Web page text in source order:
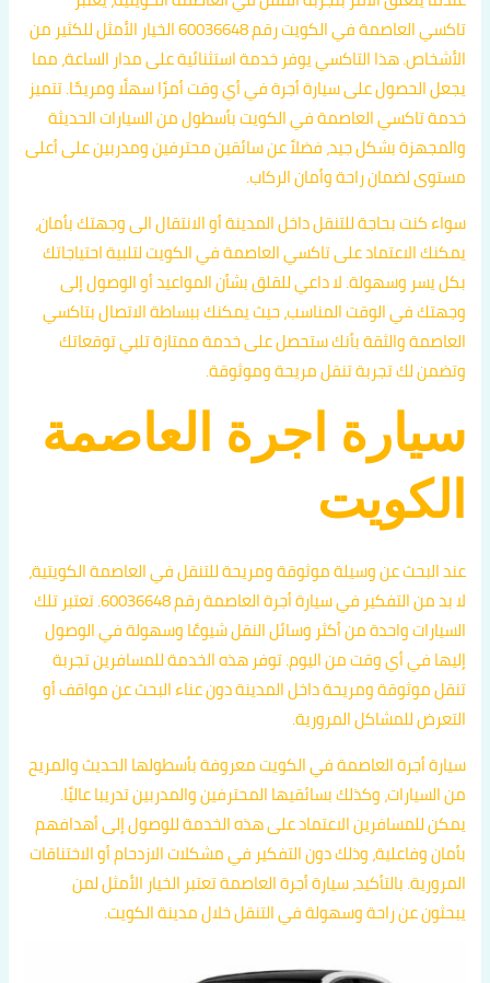
تاكسي العاصمة في الكويت رقم 60036648 الخيار الأمثل للكثير من
الأشخاص. هذا التاكسي يوفر خدمة استثنائية على مدار الساعة، مما
يجعل الحصول على سيارة أجرة في أي وقت أمرًا سهلًا ومريحًا. تتميز
خدمة تاكسي العاصمة في الكويت بأسطول من السيارات الحديثة
والمجهزة بشكل جيد، فضلاً عن سائقين محترفين ومدربين على أعلى
مستوى لضمان راحة وأمان الركاب.
سواء كنت بحاجة للتنقل داخل المدينة أو الانتقال الى وجهتك بأمان،
يمكنك الاعتماد على تاكسي العاصمة في الكويت لتلبية احتياجاتك
بكل يسر وسهولة. لا داعي للقلق بشأن المواعيد أو الوصول إلى
وجهتك في الوقت المناسب، حيث يمكنك ببساطة الاتصال بتاكسي
العاصمة والثقة بأنك ستحصل على خدمة ممتازة تلبي توقعاتك
وتضمن لك تجربة تنقل مريحة وموثوقة.
سيارة اجرة العاصمة
الكويت
عند البحث عن وسيلة موثوقة ومريحة للتنقل في العاصمة الكويتية،
لا بد من التفكير في سيارة أجرة العاصمة رقم 60036648. تعتبر تلك
السيارات واحدة من أكثر وسائل النقل شيوعًا وسهولة في الوصول
إليها في أي وقت من اليوم. توفر هذه الخدمة للمسافرين تجربة
تنقل موثوقة ومريحة داخل المدينة دون عناء البحث عن مواقف أو
التعرض للمشاكل المرورية.
سيارة أجرة العاصمة في الكويت معروفة بأسطولها الحديث والمريح
من السيارات، وكذلك بسائقيها المحترفين والمدربين تدريبا عاليًا.
يمكن للمسافرين الاعتماد على هذه الخدمة للوصول إلى أهدافهم
بأمان وفاعلية، وذلك دون التفكير في مشكلات الازدحام أو الاختناقات
المرورية. بالتأكيد، سيارة أجرة العاصمة تعتبر الخيار الأمثل لمن
يبحثون عن راحة وسهولة في التنقل خلال مدينة الكويت.